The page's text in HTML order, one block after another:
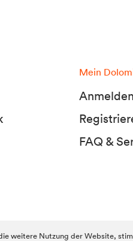
Mein
Anmelden
FAQ &
weitere Nutzung der Website,